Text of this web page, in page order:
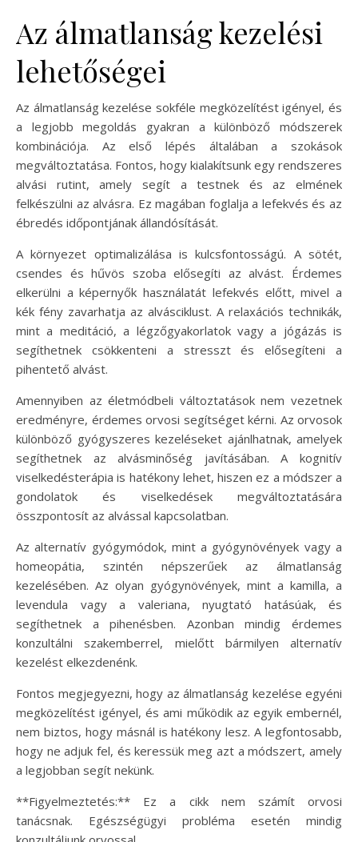
Az álmatlanság kezelési
lehetőségei
Az álmatlanság kezelése sokféle megközelítést igényel, és
a legjobb megoldás gyakran a különböző módszerek
kombinációja. Az első lépés általában a szokások
megváltoztatása. Fontos, hogy kialakítsunk egy rendszeres
alvási rutint, amely segít a testnek és az elmének
felkészülni az alvásra. Ez magában foglalja a lefekvés és az
ébredés időpontjának állandósítását.
A környezet optimalizálása is kulcsfontosságú. A sötét,
csendes és hűvös szoba elősegíti az alvást. Érdemes
elkerülni a képernyők használatát lefekvés előtt, mivel a
kék fény zavarhatja az alvásciklust. A relaxációs technikák,
mint a meditáció, a légzőgyakorlatok vagy a jógázás is
segíthetnek csökkenteni a stresszt és elősegíteni a
pihentető alvást.
Amennyiben az életmódbeli változtatások nem vezetnek
eredményre, érdemes orvosi segítséget kérni. Az orvosok
különböző gyógyszeres kezeléseket ajánlhatnak, amelyek
segíthetnek az alvásminőség javításában. A kognitív
viselkedésterápia is hatékony lehet, hiszen ez a módszer a
gondolatok és viselkedések megváltoztatására
összpontosít az alvással kapcsolatban.
Az alternatív gyógymódok, mint a gyógynövények vagy a
homeopátia, szintén népszerűek az álmatlanság
kezelésében. Az olyan gyógynövények, mint a kamilla, a
levendula vagy a valeriana, nyugtató hatásúak, és
segíthetnek a pihenésben. Azonban mindig érdemes
konzultálni szakemberrel, mielőtt bármilyen alternatív
kezelést elkezdenénk.
Fontos megjegyezni, hogy az álmatlanság kezelése egyéni
megközelítést igényel, és ami működik az egyik embernél,
nem biztos, hogy másnál is hatékony lesz. A legfontosabb,
hogy ne adjuk fel, és keressük meg azt a módszert, amely
a legjobban segít nekünk.
**Figyelmeztetés:** Ez a cikk nem számít orvosi
tanácsnak. Egészségügyi probléma esetén mindig